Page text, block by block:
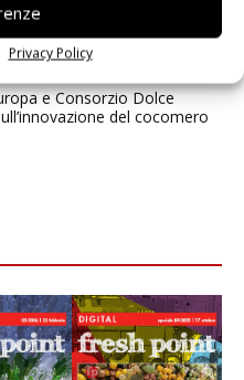
Privacy Policy
creare stupore nel
e Consorzio Dolce
del cocomero